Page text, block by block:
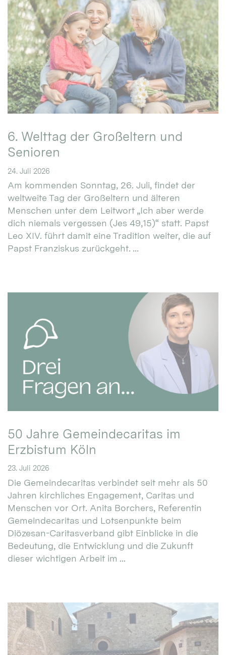
6. Welttag der Großeltern und
Senioren
24. Juli 2026
Am kommenden Sonntag, 26. Juli, findet der
weltweite Tag der Großeltern und älteren
Menschen unter dem Leitwort „Ich aber werde
dich niemals vergessen (Jes 49,15)“ statt. Papst
Leo XIV. führt damit eine Tradition weiter, die auf
Papst Franziskus zurückgeht. ...
50 Jahre Gemeindecaritas im
Erzbistum Köln
23. Juli 2026
Die Gemeindecaritas verbindet seit mehr als 50
Jahren kirchliches Engagement, Caritas und
Menschen vor Ort. Anita Borchers, Referentin
Gemeindecaritas und Lotsenpunkte beim
Diözesan-Caritasverband gibt Einblicke in die
Bedeutung, die Entwicklung und die Zukunft
dieser wichtigen Arbeit im ...